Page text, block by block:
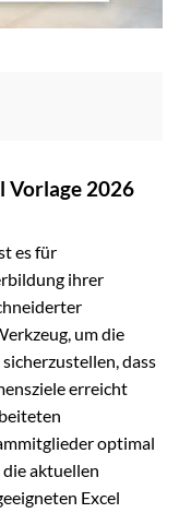
Vorlage 2026
es für
ihrer
um die
dass
erreicht
optimal
aktuellen
Excel